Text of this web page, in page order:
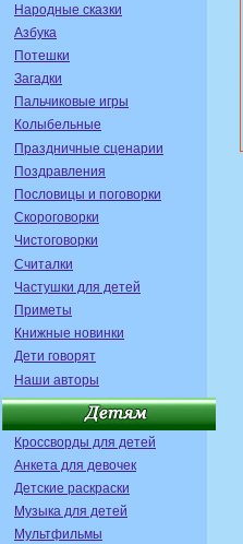
Народные сказки
Азбука
Потешки
Загадки
Пальчиковые игры
Колыбельные
Праздничные сценарии
Поздравления
Пословицы и поговорки
Скороговорки
Чистоговорки
Считалки
Частушки для детей
Приметы
Книжные новинки
Дети говорят
Наши авторы
Кроссворды для детей
Анкета для девочек
Детские раскраски
Музыка для детей
Мультфильмы